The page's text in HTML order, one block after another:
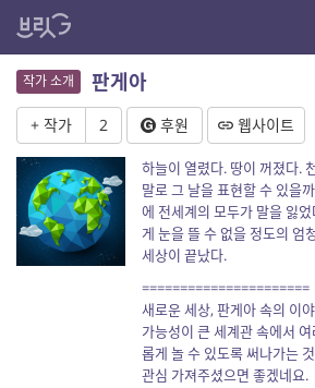
작가 소개 판게아
+ 작가 2 후원 웹사이트
하늘이 열렸다. 땅이 꺼졌다.
말로 그 날을 표현할 수 있을
에 전세계의 모두가 말을 잃
게 눈을 뜰 수 없을 정도의 엄
세상이 끝났다.
======================
새로운 세상, 판게아 속의 이
가능성이 큰 세계관 속에서
롭게 놀 수 있도록 써나가는
관심 가져주셨으면 좋겠네요.